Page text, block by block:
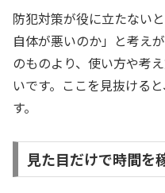
防犯対策が役に立たない
自体が悪いのか」と考え
のものより、使い方や考
いです。ここを見抜ける
す。
見た目だけで時間を